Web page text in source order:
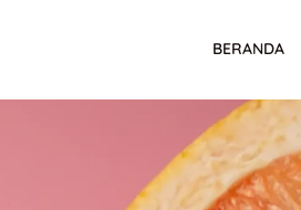
BERANDA